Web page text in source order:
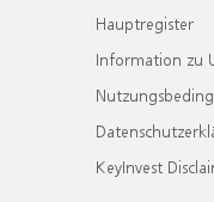
Hauptregister
Information zu
KeyInvest